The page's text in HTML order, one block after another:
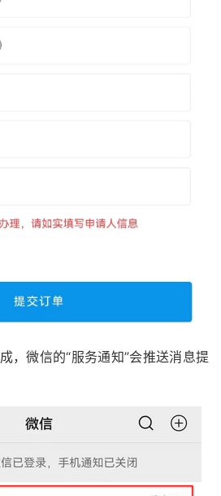
，微信的“服务通知”会推送消息提